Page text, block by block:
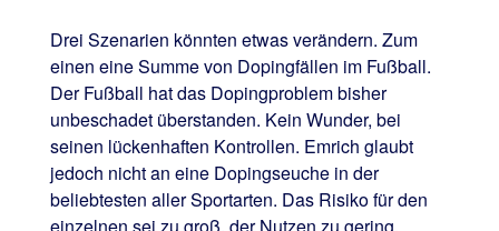
Drei Szenarien könnten etwas verändern. Zum
einen eine Summe von Dopingfällen im Fußball.
Der Fußball hat das Dopingproblem bisher
unbeschadet überstanden. Kein Wunder, bei
seinen lückenhaften Kontrollen. Emrich glaubt
jedoch nicht an eine Dopingseuche in der
beliebtesten aller Sportarten. Das Risiko für den